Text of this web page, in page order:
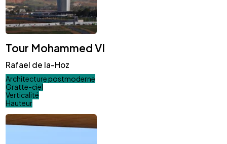
Tour Mohammed VI
Rafael de la-Hoz
Architecture postmoderne
Gratte-ciel
Verticalité
Hauteur